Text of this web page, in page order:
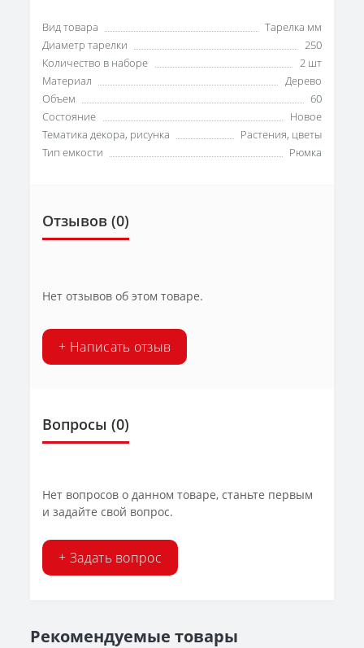
Вид товара
Тарелка мм
Диаметр тарелки
250
Количество в наборе
2 шт
Материал
Дерево
Объем
60
Состояние
Новое
Тематика декора, рисунка
Растения, цветы
Тип емкости
Рюмка
Отзывов (0)
Нет отзывов об этом товаре.
+ Написать отзыв
Вопросы (0)
Нет вопросов о данном товаре, станьте первым
и задайте свой вопрос.
+ Задать вопрос
Рекомендуемые товары